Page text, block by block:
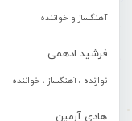
آهنگساز و خواننده
فرشید ادهمی
نوازنده ، آهنگساز ، خواننده
هادی آرمین